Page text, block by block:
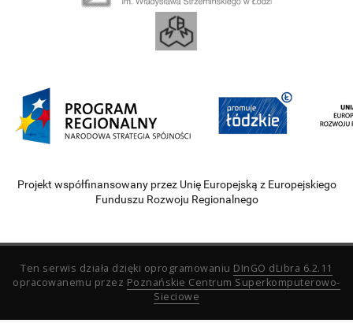
Projekt współfinansowany przez Unię Europejską z Europejskiego
Funduszu Rozwoju Regionalnego
Ten serwis działa dzięki oprogramowaniu DInGO dLibra 6.2.11
opracowanemu przez Poznańskie Centrum Superkomputerowo-
Sieciowe